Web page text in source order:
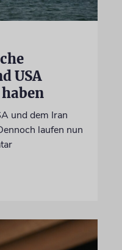
USA
und dem Iran
laufen nun